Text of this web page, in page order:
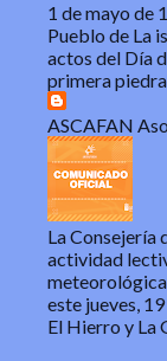
1 de mayo de
Pueblo de La
actos del Día
primera piedra
ASCAFAN
La Consejería
actividad
meteorológica
este jueves,
El Hierro y La